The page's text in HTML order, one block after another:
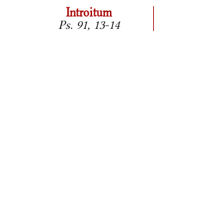
Introitum
Ps. 91, 13-14